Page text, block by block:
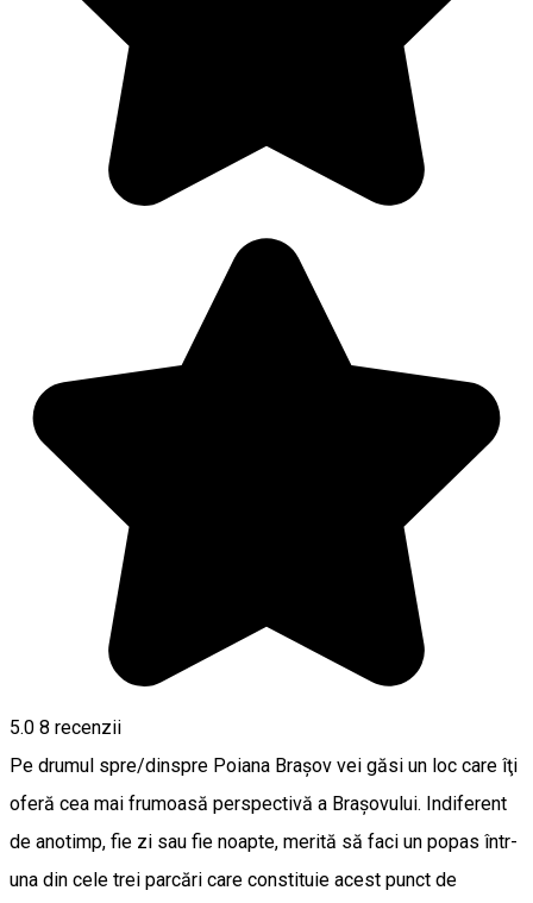
5.0 8 recenzii
Pe drumul spre/dinspre Poiana Braşov vei găsi un loc care îţi
oferă cea mai frumoasă perspectivă a Braşovului. Indiferent
de anotimp, fie zi sau fie noapte, merită să faci un popas într-
una din cele trei parcări care constituie acest punct de